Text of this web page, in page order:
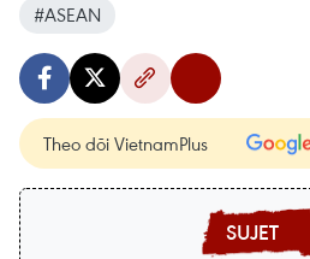
#ASEAN
Theo dõi VietnamPlus